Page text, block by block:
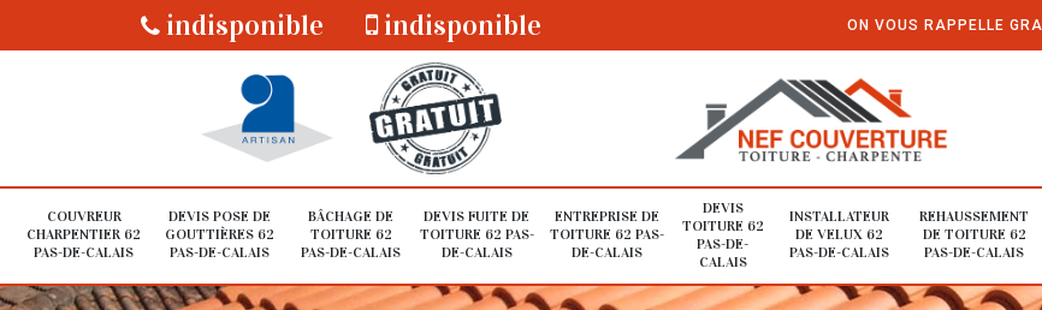
indisponible indisponible ON VOUS RAPPELLE
COUVREUR
CHARPENTIER 62
PAS-DE-CALAIS
DEVIS POSE DE
GOUTTIÈRES 62
PAS-DE-CALAIS
BÂCHAGE DE
TOITURE 62
PAS-DE-CALAIS
DEVIS FUITE DE
TOITURE 62 PAS-
DE-CALAIS
ENTREPRISE DE
TOITURE 62 PAS-
DE-CALAIS
DEVIS
TOITURE 62
PAS-DE-
CALAIS
INSTALLATEUR
DE VELUX 62
PAS-DE-CALAIS
REHAUSSEMENT
DE TOITURE 62
PAS-DE-CALAIS